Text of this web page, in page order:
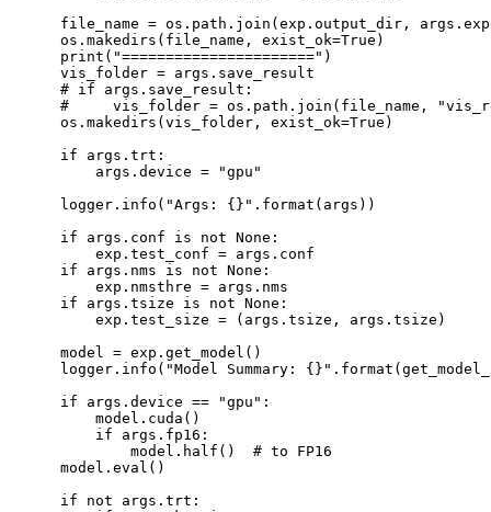
    file_name
= os . path . join (exp . output_dir , args .
    os
. makedirs ( file_name , exist_ok=True )
print ( "======================" )
    vis_folder
= args . save_result
# if args.save_result:
#     vis_folder = os.path.join(file_name,
    os
. makedirs (vis_folder , exist_ok=True )
if args . trt :
        args
. device =
"gpu"
    logger
. info ( "Args: {}" . format ( args ) )
if args . conf is not None :
        exp
. test_conf = args . conf
if args . nms is not None :
        exp
. nmsthre = args . nms
if args . tsize is not None :
        exp
. test_size = ( args . tsize , args . tsize )
    model
= exp . get_model ( )
    logger
. info ( "Model Summary: {}" . format (
if args . device == "gpu" :
        model
. cuda ( )
if args . fp16 :
            model
. half ( )
# to FP16
    model
. eval ( )
if
not args . trt :